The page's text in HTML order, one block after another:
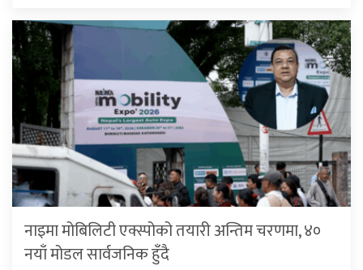
नाइमा मोबिलिटी एक्स्पोको तयारी अन्तिम चरणमा, ४०
नयाँ मोडल सार्वजनिक हुँदै